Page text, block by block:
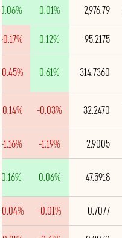
2,976.79
0.01%
0.06%
95.2175
0.12%
-0.17%
314.7360
0.61%
32.2470
-0.03%
-0.14%
2.9005
-1.19%
-1.16%
47.5918
0.06%
0.16%
0.7077
-0.01%